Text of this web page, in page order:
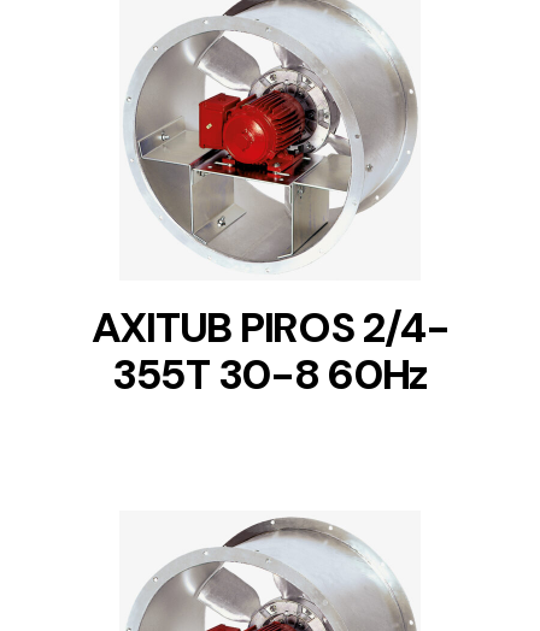
DETAILS
AXITUB PIROS 2/4-
355T 30-8 60Hz